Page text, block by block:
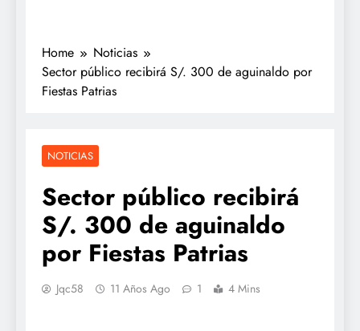
Home
Noticias
Sector público recibirá S/. 300 de aguinaldo por
Fiestas Patrias
NOTICIAS
Sector público recibirá
S/. 300 de aguinaldo
por Fiestas Patrias
Jqc58 11 Años Ago 1 4 Mins